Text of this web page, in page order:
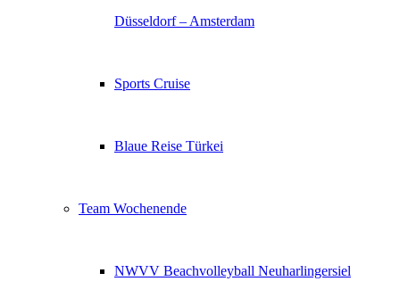
Düsseldorf – Amsterdam
Sports Cruise
Blaue Reise Türkei
Team Wochenende
NWVV Beachvolleyball Neuharlingersiel